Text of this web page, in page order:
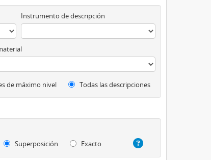
Instrumento de descripción
de máximo nivel Todas las descripciones
Superposición
Exacto